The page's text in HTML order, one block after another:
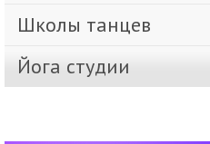
Школы танцев
Йога студии